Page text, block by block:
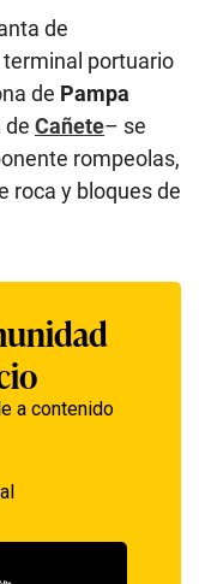
de
terminal portuario
de Pampa
de Cañete– se
rompeolas,
roca y bloques de